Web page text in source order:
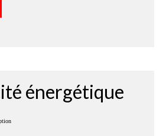
énergétique